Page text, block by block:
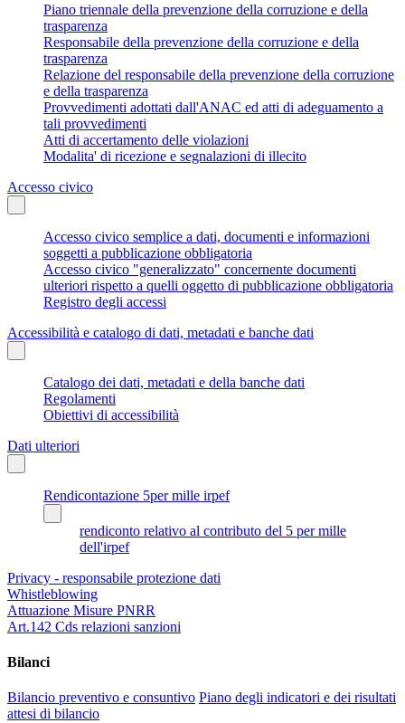
Piano triennale della prevenzione della corruzione e della
trasparenza
Responsabile della prevenzione della corruzione e della
trasparenza
Relazione del responsabile della prevenzione della corruzione
e della trasparenza
Provvedimenti adottati dall'ANAC ed atti di adeguamento a
tali provvedimenti
Atti di accertamento delle violazioni
Modalita' di ricezione e segnalazioni di illecito
Accesso civico
Accesso civico semplice a dati, documenti e informazioni
soggetti a pubblicazione obbligatoria
Accesso civico "generalizzato" concernente documenti
ulteriori rispetto a quelli oggetto di pubblicazione obbligatoria
Registro degli accessi
Accessibilità e catalogo di dati, metadati e banche dati
Catalogo dei dati, metadati e della banche dati
Regolamenti
Obiettivi di accessibilità
Dati ulteriori
Rendicontazione 5per mille irpef
rendiconto relativo al contributo del 5 per mille
dell'irpef
Privacy - responsabile protezione dati
Whistleblowing
Attuazione Misure PNRR
Art.142 Cds relazioni sanzioni
Bilanci
Bilancio preventivo e consuntivo Piano degli indicatori e dei risultati
attesi di bilancio